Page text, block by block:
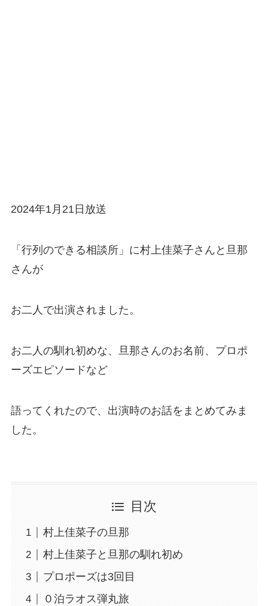
2024年1月21日放送
「行列のできる相談所」に村上佳菜子さんと旦那
さんが
お二人で出演されました。
お二人の馴れ初めな、旦那さんのお名前、プロポ
ーズエピソードなど
語ってくれたので、出演時のお話をまとめてみま
した。
目次
村上佳菜子の旦那
村上佳菜子と旦那の馴れ初め
プロポーズは3回目
０泊ラオス弾丸旅